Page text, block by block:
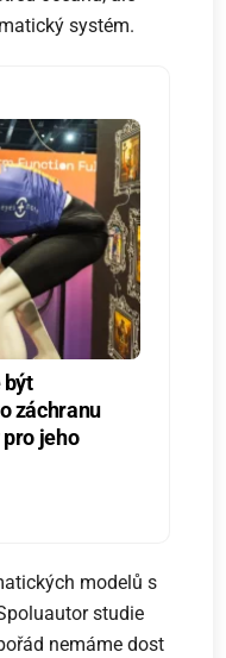
systém.
být
záchranu
jeho
modelů s
studie
nemáme dost